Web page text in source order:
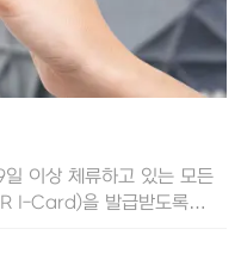
이상 체류하고 있는 모든
I-Card)을 발급받도록